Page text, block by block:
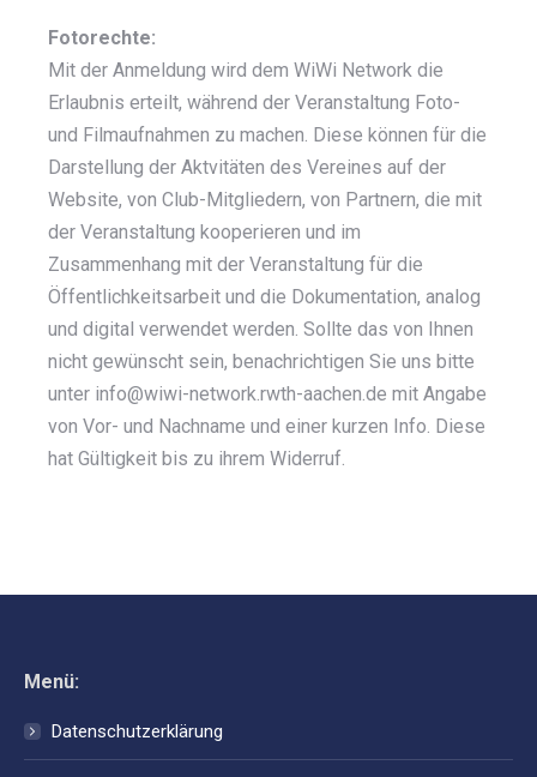
Fotorechte:
Mit der Anmeldung wird dem WiWi Network die
Erlaubnis erteilt, während der Veranstaltung Foto-
und Filmaufnahmen zu machen. Diese können für die
Darstellung der Aktvitäten des Vereines auf der
Website, von Club-Mitgliedern, von Partnern, die mit
der Veranstaltung kooperieren und im
Zusammenhang mit der Veranstaltung für die
Öffentlichkeitsarbeit und die Dokumentation, analog
und digital verwendet werden. Sollte das von Ihnen
nicht gewünscht sein, benachrichtigen Sie uns bitte
unter info@wiwi-network.rwth-aachen.de mit Angabe
von Vor- und Nachname und einer kurzen Info. Diese
hat Gültigkeit bis zu ihrem Widerruf.
Menü:
Datenschutzerklärung